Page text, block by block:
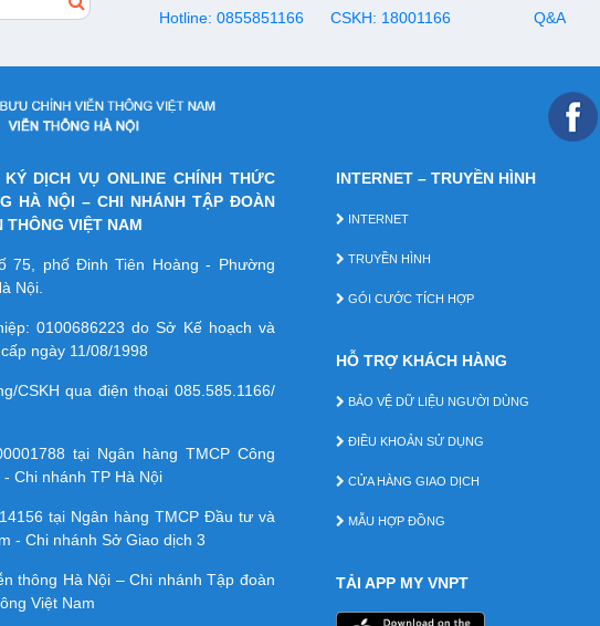
Hotline: 0855851166 CSKH: 18001166 Q&A
DỊCH VỤ ONLINE CHÍNH THỨC
HÀ NỘI – CHI NHÁNH TẬP ĐOÀN
THÔNG VIỆT NAM
75, phố Đinh Tiên Hoàng - Phường
Nội.
0100686223 do Sở Kế hoạch và
ngày 11/08/1998
CSKH qua điện thoại 085.585.1166/
tại Ngân hàng TMCP Công
Chi nhánh TP Hà Nội
tại Ngân hàng TMCP Ðầu tư và
- Chi nhánh Sở Giao dịch 3
thông Hà Nội – Chi nhánh Tập đoàn
Việt Nam
INTERNET – TRUYỀN HÌNH
INTERNET
TRUYỀN HÌNH
GÓI CƯỚC TÍCH HỢP
HỖ TRỢ KHÁCH HÀNG
BẢO VỆ DỮ LIỆU NGƯỜI DÙNG
ĐIỀU KHOẢN SỬ DỤNG
CỬA HÀNG GIAO DỊCH
MẪU HỢP ĐỒNG
TẢI APP MY VNPT